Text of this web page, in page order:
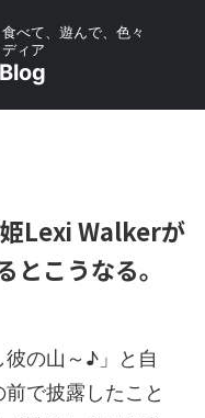
べて、遊んで、色々
ィア
Lexi Walkerが
とこうなる。
の山～♪」と自
で披露したこと